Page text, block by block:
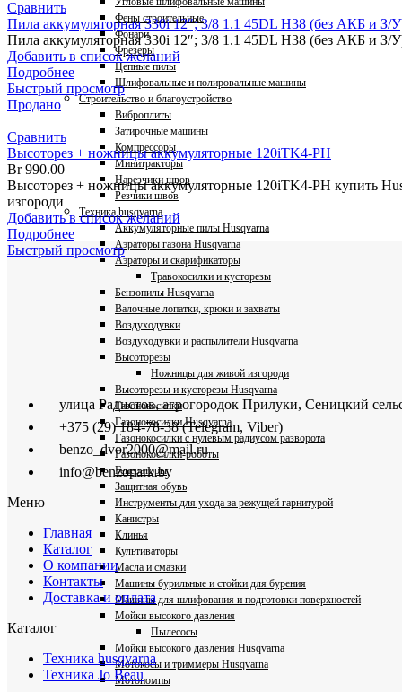
Фены строительные
Фонари
Фрезеры
Цепные пилы
Шлифовальные и полировальные машины
Строительство и благоустройство
Виброплиты
Затирочные машины
Компрессоры
Минитракторы
Нарезчики швов
Резчики швов
Техника husqvarna
Аккумуляторные пилы Husqvarna
Аэраторы газона Husqvarna
Аэраторы и скарификаторы
Травокосилки и кусторезы
Бензопилы Husqvarna
Валочные лопатки, крюки и захваты
Воздуходувки
Воздуходувки и распылители Husqvarna
Высоторезы
Ножницы для живой изгороди
Высоторезы и кусторезы Husqvarna
Газонокосилки
Газонокосилки Husqvarna
Газонокосилки с нулевым радиусом разворота
Газонокосилки-роботы
Генераторы
Защитная обувь
Инструменты для ухода за режущей гарнитурой
Канистры
Клинья
Культиваторы
Масла и смазки
Машины бурильные и стойки для бурения
Машины для шлифования и подготовки поверхностей
Мойки высокого давления
Пылесосы
Мойки высокого давления Husqvarna
Мотокосы и триммеры Husqvarna
Мотопомпы
Сравнить
Пила аккумуляторная 330i 12″; 3/8 1.1 45DL H38 (без АКБ и З/
Пила аккумуляторная 330i 12″; 3/8 1.1 45DL H38 (без АКБ и З/
Добавить в список желаний
Подробнее
Быстрый просмотр
Продано
Сравнить
Высоторез + ножницы аккумуляторные 120iTK4-PH
Br990.00
Высоторез + ножницы аккумуляторные 120iTK4-PH купить
изгороди
Добавить в список желаний
Подробнее
Быстрый просмотр
улица Радистов, агрогородок Прилуки, Сеницкий
+375 (29) 184-78-38 (Telegram, Viber)
benzo_dvor2000@mail.ru
info@benzopark.by
Меню
Главная
Каталог
О компании
Контакты
Доставка и оплата
Каталог
Техника husqvarna
Техника Jo Beau